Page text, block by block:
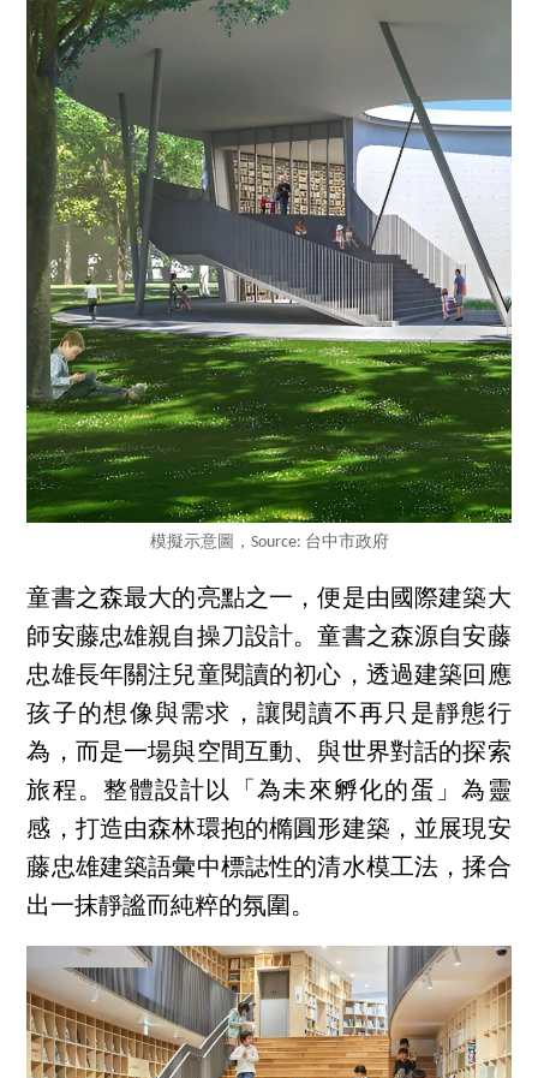
模擬示意圖，Source: 台中市政府
童書之森最大的亮點之一，便是由國際建築大
師安藤忠雄親自操刀設計。童書之森源自安藤
忠雄長年關注兒童閱讀的初心，透過建築回應
孩子的想像與需求，讓閱讀不再只是靜態行
為，而是一場與空間互動、與世界對話的探索
旅程。整體設計以「為未來孵化的蛋」為靈
感，打造由森林環抱的橢圓形建築，並展現安
藤忠雄建築語彙中標誌性的清水模工法，揉合
出一抹靜謐而純粹的氛圍。